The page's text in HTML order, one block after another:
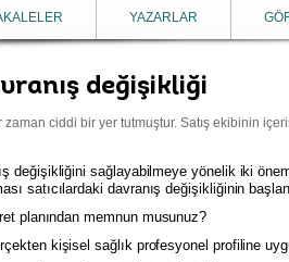
YAZARLAR
değişikliği
zaman ciddi bir yer tutmuştur. Satış ekibinin
değişikliğini sağlayabilmeye yönelik iki
satıcılardaki davranış değişikliğinin
planından memnun musunuz?
kişisel sağlık profesyonel profiline